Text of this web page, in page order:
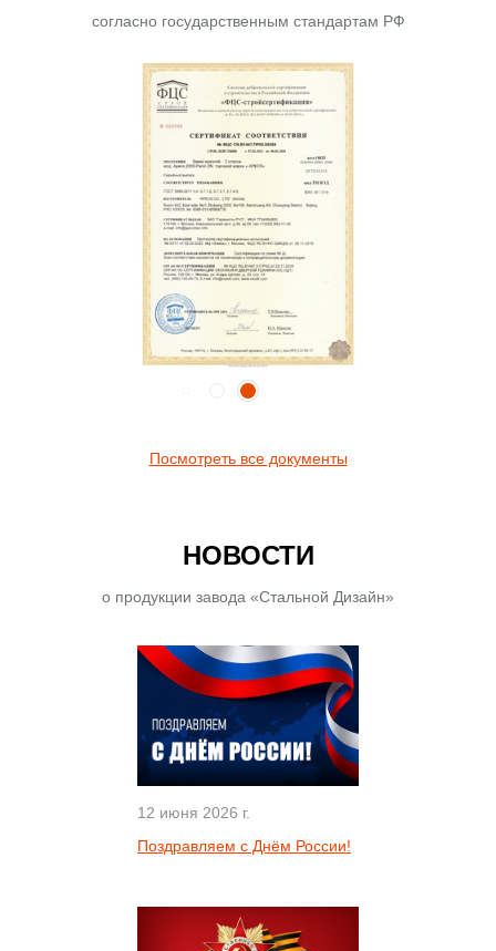
согласно государственным стандартам РФ
Посмотреть все документы
НОВОСТИ
о продукции завода «Стальной Дизайн»
12 июня 2026 г.
Поздравляем с Днём России!